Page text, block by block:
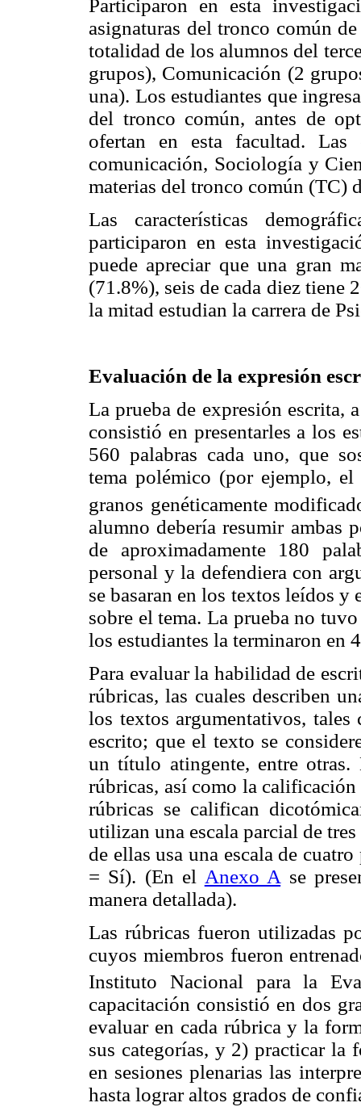
Participaron en esta
asignaturas del tronco común
totalidad de los alumnos del
grupos), Comunicación (2
una). Los estudiantes que
del tronco común, antes de
ofertan en esta facultad. Las
comunicación, Sociología y
materias del tronco común (TC)
Las características
participaron en esta
puede apreciar que una gran
(71.8%), seis de cada diez tiene
la mitad estudian la carrera de
Evaluación de la expresión
La prueba de expresión escrita,
consistió en presentarles a los
560 palabras cada uno, que
tema polémico (por ejemplo,
granos genéticamente
alumno debería resumir ambas
de aproximadamente 180
personal y la defendiera con
se basaran en los textos leídos
sobre el tema. La prueba no
los estudiantes la terminaron en
Para evaluar la habilidad de
rúbricas, las cuales describen
los textos argumentativos, tales
escrito; que el texto se
un título atingente, entre
rúbricas, así como la calificación
rúbricas se califican
utilizan una escala parcial de
de ellas usa una escala de
= Sí). (En el Anexo A se
manera detallada).
Las rúbricas fueron utilizadas
cuyos miembros fueron
Instituto Nacional para la
capacitación consistió en dos
evaluar en cada rúbrica y la
sus categorías, y 2) practicar la
en sesiones plenarias las
hasta lograr altos grados de